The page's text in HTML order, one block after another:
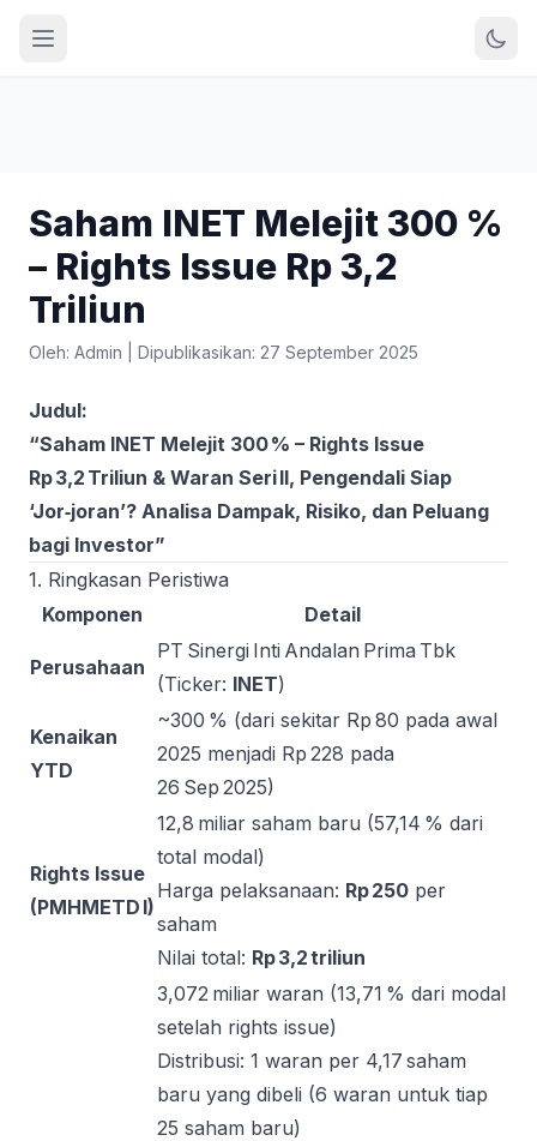
Saham INET Melejit 300 %
– Rights Issue Rp 3,2
Triliun
Oleh: Admin Dipublikasikan: 27 September 2025
Judul:
“Saham INET Melejit 300 % – Rights Issue
Rp 3,2 Triliun & Waran Seri II, Pengendali Siap
‘Jor‑joran’? Analisa Dampak, Risiko, dan Peluang
bagi Investor”
1. Ringkasan Peristiwa
Komponen
Detail
Perusahaan
PT Sinergi Inti Andalan Prima Tbk
(Ticker: INET)
Kenaikan
YTD
~300 % (dari sekitar Rp 80 pada awal
2025 menjadi Rp 228 pada
26 Sep 2025)
Rights Issue
(PMHMETD I)
12,8 miliar saham baru (57,14 % dari
total modal)
Harga pelaksanaan: Rp 250 per
saham
Nilai total: Rp 3,2 triliun
3,072 miliar waran (13,71 % dari modal
setelah rights issue)
Distribusi: 1 waran per 4,17 saham
baru yang dibeli (6 waran untuk tiap
25 saham baru)